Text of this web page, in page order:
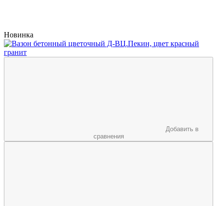
Новинка
Добавить в
сравнения